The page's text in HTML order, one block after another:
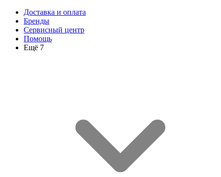
Доставка и оплата
Бренды
Сервисный центр
Помощь
Ещё 7